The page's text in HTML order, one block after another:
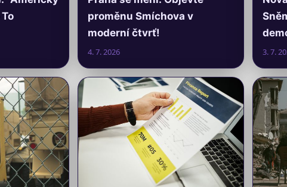
proměnu Smíchova v
moderní čtvrť!
4. 7. 2026 3. 7.